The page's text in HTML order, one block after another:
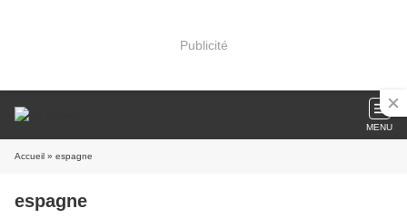
Publicité
MENU
Accueil » espagne
espagne